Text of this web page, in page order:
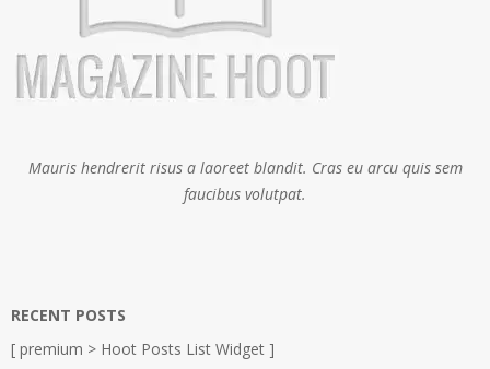
Mauris hendrerit risus a laoreet blandit. Cras eu arcu quis sem
faucibus volutpat.
RECENT POSTS
[ premium > Hoot Posts List Widget ]